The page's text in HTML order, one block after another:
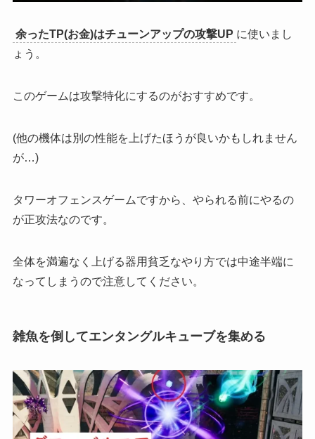
余ったTP(お金)はチューンアップの攻撃UP に使いまし
ょう。
このゲームは攻撃特化にするのがおすすめです。
(他の機体は別の性能を上げたほうが良いかもしれません
が…)
タワーオフェンスゲームですから、 やられる前にやるの
が正攻法なのです。
全体を満遍なく上げる器用貧乏なやり方では中途半端に
なってしまうので注意してください。
雑魚を倒してエンタングルキューブを集める